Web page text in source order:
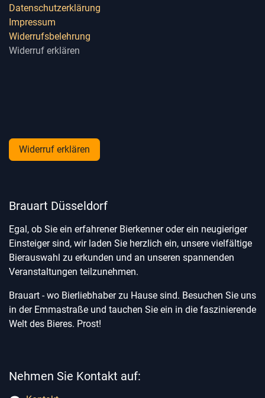
Datenschutzerklärung
Impressum
Widerrufsbelehrung
Widerruf erklären
Widerruf erklären
Brauart Düsseldorf
Egal, ob Sie ein erfahrener Bierkenner oder ein neugieriger
Einsteiger sind, wir laden Sie herzlich ein, unsere vielfältige
Bierauswahl zu erkunden und an unseren spannenden
Veranstaltungen teilzunehmen.
Brauart - wo Bierliebhaber zu Hause sind. Besuchen Sie uns
in der Emmastraße und tauchen Sie ein in die faszinierende
Welt des Bieres. Prost!
Nehmen Sie Kontakt auf: